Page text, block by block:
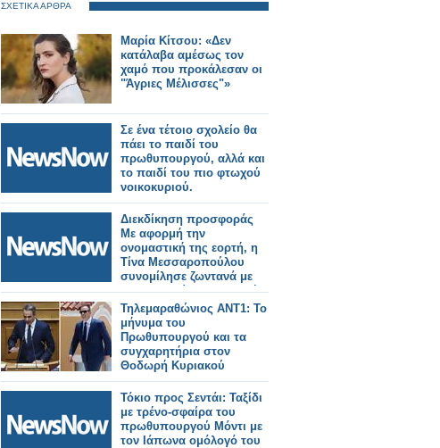
ΣΧΕΤΙΚΑ ΑΡΘΡΑ
Μαρία Κίτσου: «Δεν
κατάλαβα αμέσως τον
χαμό που προκάλεσαν οι
"Άγριες Μέλισσες"»
Σε ένα τέτοιο σχολείο θα
πάει το παιδί του
πρωθυπουργού, αλλά και
το παιδί του πιο φτωχού
νοικοκυριού.
Διεκδίκηση προσφοράς
Με αφορμή την
ονομαστική της εορτή, η
Τίνα Μεσσαροπούλου
συνομίλησε ζωντανά με
την Σταματίνα Τσιμτσιλή
και την τηλεοπτική της
παρέα το πρωινό της
Πέμπτης στο Happy Day
του Alpha. Κι αυτό, μιας
και αμέσως μετά τις ευχές
στους συνεργάτες που
βρίσκονταν μπροστά και
πίσω από τις κά
Τηλεμαραθώνιος ANT1: Το
μήνυμα του
Πρωθυπουργού και τα
συγχαρητήρια στον
Θοδωρή Κυριακού
Τόκιο προς Σεντάι: Ταξίδι
με τρένο-σφαίρα του
πρωθυπουργού Μόντι με
τον Ιάπωνα ομόλογό του